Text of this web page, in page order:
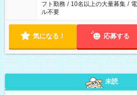
フト勤務 / 10名以上の大量募集 /
ル不要
気になる！ 応募する
未読